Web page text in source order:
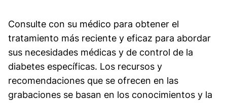
Consulte con su médico para obtener el
tratamiento más reciente y eficaz para abordar
sus necesidades médicas y de control de la
diabetes específicas. Los recursos y
recomendaciones que se ofrecen en las
grabaciones se basan en los conocimientos y la